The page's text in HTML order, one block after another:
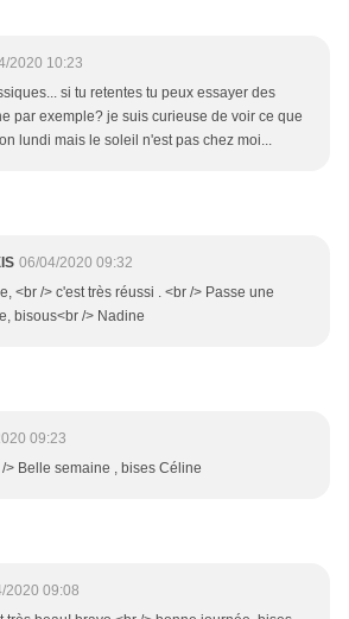
2020 10:23
si tu retentes tu peux essayer des
par exemple? je suis curieuse de voir ce que
lundi mais le soleil n'est pas chez moi...
06/04/2020 09:32
<br /> c'est très réussi . <br /> Passe une
bisous<br /> Nadine
09:23
> Belle semaine , bises Céline
2020 09:08